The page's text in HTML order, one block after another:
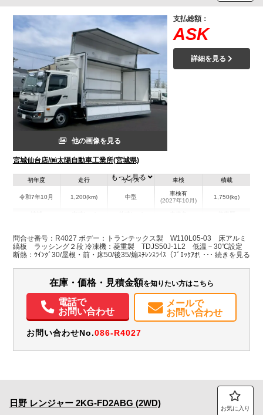
他の画像を見る
宮城仙台店/㈱太陽自動車工業所(宮城県)
支払総額：
ASK
詳細を見る
初年度
令和7年10月
走行
1,200(km)
サイズ
中型
車検
車検有
(2027年10月)
積載
1,750(kg)
宮城県
W:2,380
H:2,360
H:3,520
無
パワステ パワーウィンドウ ABS エアバッグ
電動格納ミラー
エアサスシート
ETC バックモニター
取扱説明書（一部含む）
メンテナンスノート（保証書）
もっと見る
問合せ番号：R4027 ボデー：トランテックス製 W110L05-03 床アルミ
縞板 ラッシング２段 冷凍機：菱重製 TDJS50J-1L2 低温－30℃設定
断熱：ｳｲﾝｸﾞ30/屋根・前・床50/後35/煽ｽﾁﾚﾝｽﾗｲｽ（ﾌﾞﾛｯｸｱｵﾘ内差込）
在庫・価格・見積金額を知りたい方はこちら
電話で
お問い合わせ
メールで
お問い合わせ
お問い合わせNo.086-R4027
日野 レンジャー 2KG-FD2ABG (2WD) お気に入り